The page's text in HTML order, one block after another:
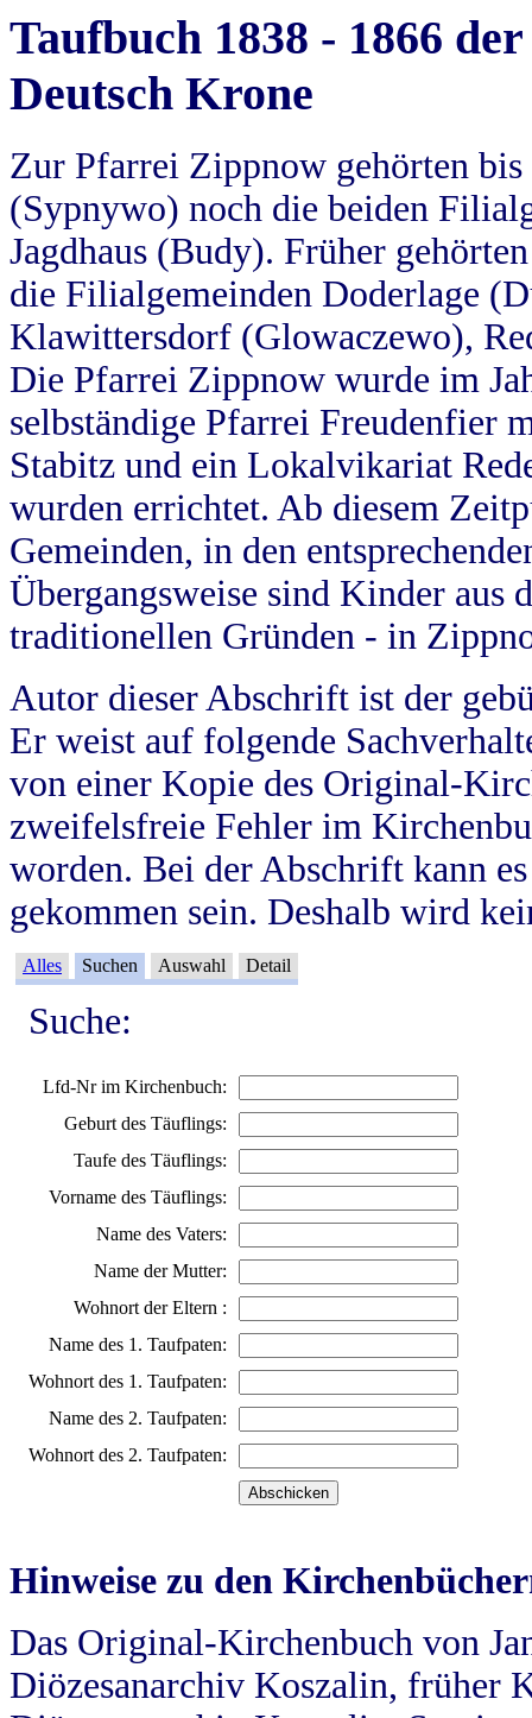
Taufbuch 1838 - 1866
Deutsch Krone
Zur Pfarrei Zippnow gehörten
(Sypnywo) noch die beiden
Jagdhaus (Budy). Früher
die Filialgemeinden Doderlage
Klawittersdorf (Glowaczewo),
Die Pfarrei Zippnow wurde im
selbständige Pfarrei Freudenfier
Stabitz und ein Lokalvikariat
wurden errichtet. Ab diesem
Gemeinden, in den
Übergangsweise sind Kinder aus
traditionellen Gründen - in
Autor dieser Abschrift ist der
Er weist auf folgende
von einer Kopie des Original-
zweifelsfreie Fehler im
worden. Bei der Abschrift kann
gekommen sein. Deshalb wird
Alles Suchen Auswahl Detail
Suche:
Lfd-Nr im Kirchenbuch:
Geburt des Täuflings:
Taufe des Täuflings:
Vorname des Täuflings:
Name des Vaters:
Name der Mutter:
Wohnort der Eltern :
Name des 1. Taufpaten:
Wohnort des 1. Taufpaten:
Name des 2. Taufpaten:
Wohnort des 2. Taufpaten:
Hinweise zu den
Das Original-Kirchenbuch von
Diözesanarchiv Koszalin, früher